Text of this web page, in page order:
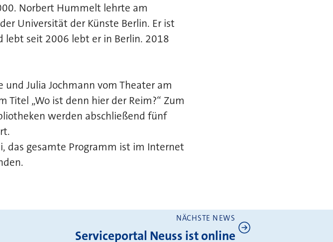
Norbert Hummelt lehrte am
Universität der Künste Berlin. Er ist
lebt seit 2006 lebt er in Berlin. 2018
Julia Jochmann vom Theater am
„Wo ist denn hier der Reim?“ Zum
werden abschließend fünf
das gesamte Programm ist im Internet
NÄCHSTE NEWS
Serviceportal Neuss ist online